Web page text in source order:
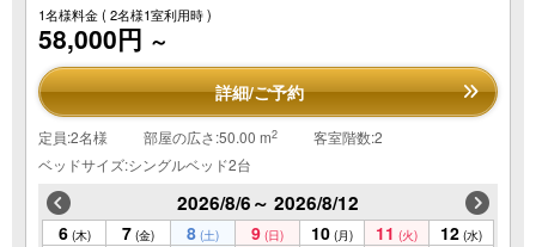
1名様料金( 2名様1室利用時 )
58,000円 ～
詳細/ご予約
定員:2名様 部屋の広さ:50.00 m2
客室階数:2
ベッドサイズ:シングルベッド2台
2026/8/6～ 2026/8/12
6 (木) 7 (金) 8 (土) 9 (日) 10 (月) 11 (火) 12 (水)